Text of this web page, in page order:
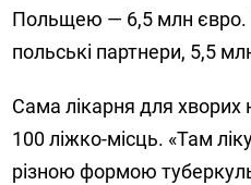
Польщею — 6,5 млн євро.
польські партнери, 5,5
Сама лікарня для
100 ліжко-місць. «Там
різною формою